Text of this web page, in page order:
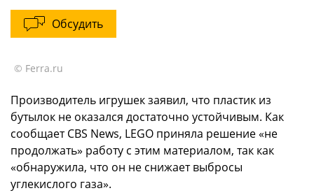
Обсудить
© Ferra.ru
Производитель игрушек заявил, что пластик из
бутылок не оказался достаточно устойчивым. Как
сообщает CBS News, LEGO приняла решение «не
продолжать» работу с этим материалом, так как
«обнаружила, что он не снижает выбросы
углекислого газа».